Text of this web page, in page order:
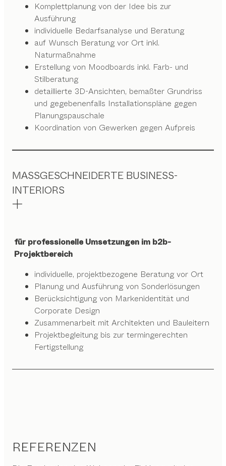
Komplettplanung von der Idee bis zur
Ausführung
individuelle Bedarfsanalyse und Beratung
auf Wunsch Beratung vor Ort inkl.
Naturmaßnahme
Erstellung von Moodboards inkl. Farb- und
Stilberatung
detaillierte 3D-Ansichten, bemaßter Grundriss
und gegebenenfalls Installationspläne gegen
Planungspauschale
Koordination von Gewerken gegen Aufpreis
MASSGESCHNEIDERTE BUSINESS-
INTERIORS
für professionelle Umsetzungen im b2b-
Projektbereich
individuelle, projektbezogene Beratung vor Ort
Planung und Ausführung von Sonderlösungen
Berücksichtigung von Markenidentität und
Corporate Design
Zusammenarbeit mit Architekten und Bauleitern
Projektbegleitung bis zur termingerechten
Fertigstellung
REFERENZEN